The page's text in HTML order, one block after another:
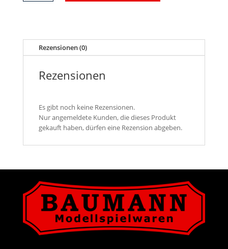
Menge
Rezensionen (0)
Rezensionen
Es gibt noch keine Rezensionen.
Nur angemeldete Kunden, die dieses Produkt
gekauft haben, dürfen eine Rezension abgeben.